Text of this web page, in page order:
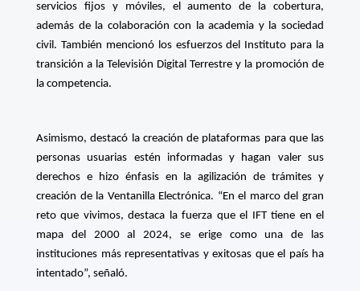
servicios fijos y móviles, el aumento de la cobertura,
además de la colaboración con la academia y la sociedad
civil. También mencionó los esfuerzos del Instituto para la
transición a la Televisión Digital Terrestre y la promoción de
la competencia.
Asimismo, destacó la creación de plataformas para que las
personas usuarias estén informadas y hagan valer sus
derechos e hizo énfasis en la agilización de trámites y
creación de la Ventanilla Electrónica. “En el marco del gran
reto que vivimos, destaca la fuerza que el IFT tiene en el
mapa del 2000 al 2024, se erige como una de las
instituciones más representativas y exitosas que el país ha
intentado”, señaló.